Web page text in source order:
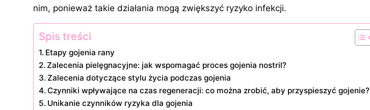
nim, ponieważ takie działania mogą zwiększyć ryzyko infekcji.
Spis treści
Etapy gojenia rany
Zalecenia pielęgnacyjne: jak wspomagać proces gojenia nostril?
Zalecenia dotyczące stylu życia podczas gojenia
Czynniki wpływające na czas regeneracji: co można zrobić, aby przyspieszyć gojenie?
Unikanie czynników ryzyka dla gojenia